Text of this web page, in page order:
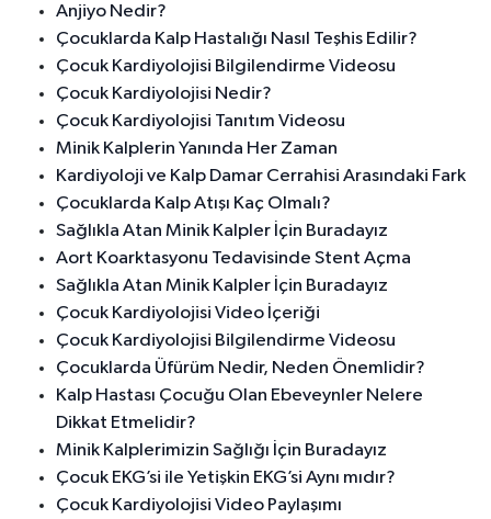
Anjiyo Nedir?
Çocuklarda Kalp Hastalığı Nasıl Teşhis Edilir?
Çocuk Kardiyolojisi Bilgilendirme Videosu
Çocuk Kardiyolojisi Nedir?
Çocuk Kardiyolojisi Tanıtım Videosu
Minik Kalplerin Yanında Her Zaman
Kardiyoloji ve Kalp Damar Cerrahisi Arasındaki Fark
Çocuklarda Kalp Atışı Kaç Olmalı?
Sağlıkla Atan Minik Kalpler İçin Buradayız
Aort Koarktasyonu Tedavisinde Stent Açma
Sağlıkla Atan Minik Kalpler İçin Buradayız
Çocuk Kardiyolojisi Video İçeriği
Çocuk Kardiyolojisi Bilgilendirme Videosu
Çocuklarda Üfürüm Nedir, Neden Önemlidir?
Kalp Hastası Çocuğu Olan Ebeveynler Nelere
Dikkat Etmelidir?
Minik Kalplerimizin Sağlığı İçin Buradayız
Çocuk EKG’si ile Yetişkin EKG’si Aynı mıdır?
Çocuk Kardiyolojisi Video Paylaşımı